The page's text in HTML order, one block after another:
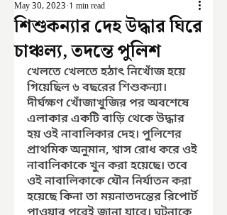
শিশুকন্যার দেহ উদ্ধার ঘিরে
চাঞ্চল্য, তদন্তে পুলিশ
May 30, 2023 1 min read
খেলতে খেলতে হঠাৎ নিখোঁজ হয়ে
গিয়েছিল ৬ বছরের শিশুকন্যা।
দীর্ঘক্ষণ খোঁজাখুজির পর অবশেষে
এলাকার একটি বাড়ি থেকে উদ্ধার
হয় ওই নাবালিকার দেহ। পুলিশের
প্রাথমিক অনুমান, শ্বাস রোধ করে ওই
নাবালিকাকে খুন করা হয়েছে। তবে
ওই নাবালিকাকে যৌন নির্যাতন করা
হয়েছে কিনা তা ময়নাতদন্তের রিপোর্ট